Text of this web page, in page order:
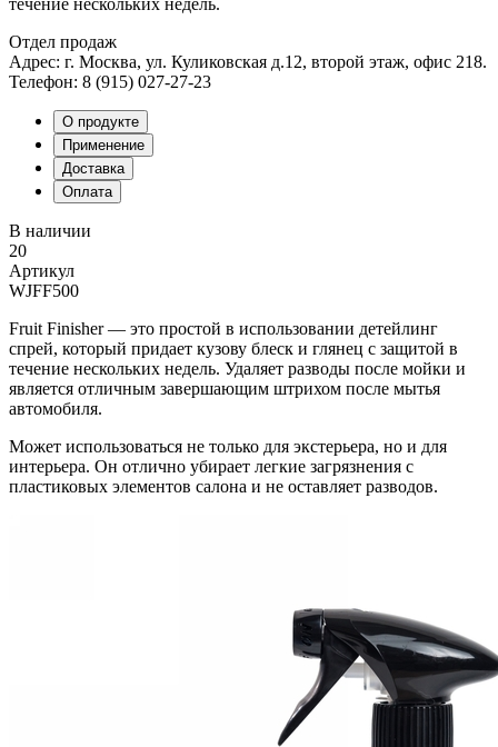
Отдел продаж
Адрес: г. Москва, ул. Куликовская д.12, второй этаж, офис 218.
Телефон: 8 (915) 027-27-23
О продукте
Применение
Доставка
Оплата
В наличии
20
Артикул
WJFF500
Fruit Finisher — это простой в использовании детейлинг
спрей, который придает кузову блеск и глянец с защитой в
течение нескольких недель. Удаляет разводы после мойки и
является отличным завершающим штрихом после мытья
автомобиля.
Может использоваться не только для экстерьера, но и для
интерьера. Он отлично убирает легкие загрязнения с
пластиковых элементов салона и не оставляет разводов.